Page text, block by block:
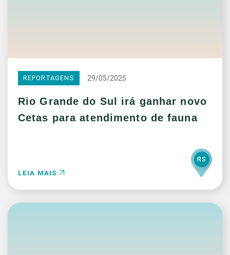
REPORTAGENS 29/05/2025
Rio Grande do Sul irá ganhar novo
Cetas para atendimento de fauna
LEIA MAIS
RS